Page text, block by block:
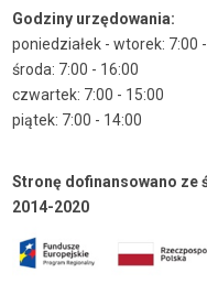
Godziny urzędowania:
poniedziałek - wtorek: 7:00
środa: 7:00 - 16:00
czwartek: 7:00 - 15:00
piątek: 7:00 - 14:00
Stronę dofinansowano ze
2014-2020